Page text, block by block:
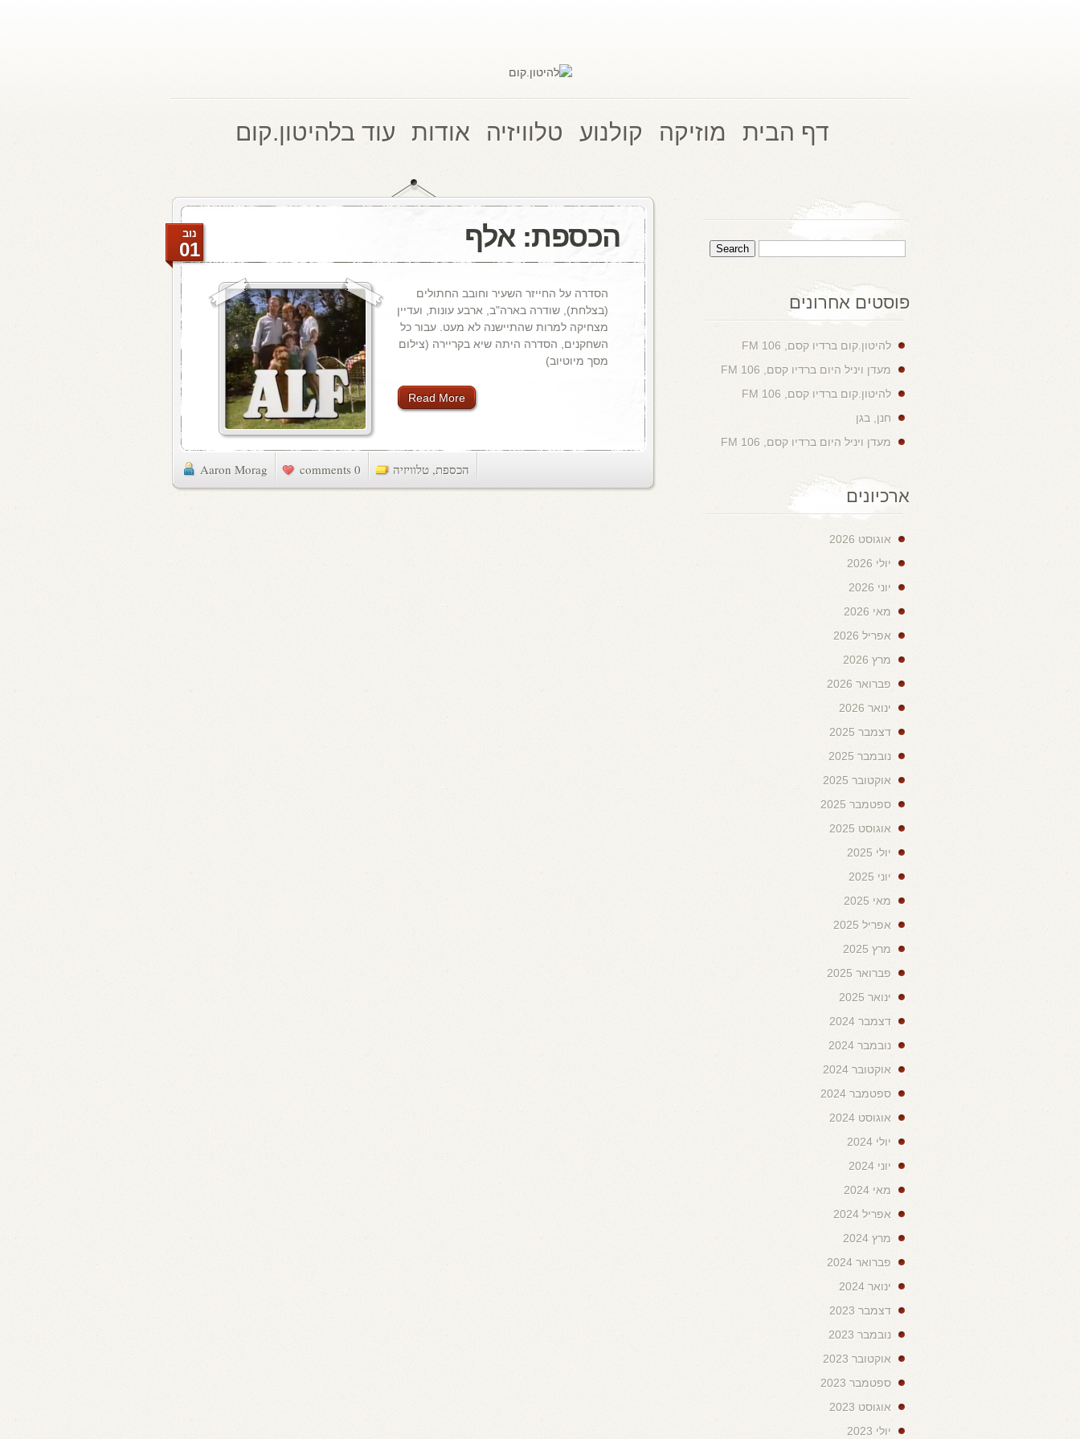
דף הבית מוזיקה קולנוע טלוויזיה אודות עוד בלהיטון.קום
הכספת: אלף נוב
01
הסדרה על החייזר השעיר וחובב החתולים
(בצלחת), שודרה בארה"ב, ארבע עונות, ועדיין
מצחיקה למרות שהתיישנה לא מעט. עבור כל
השחקנים, הסדרה היתה שיא בקריירה (צילום
מסך מיוטיוב)
Read More
Aaron Morag 0 comments הכספת, טלוויזיה
פוסטים אחרונים
להיטון.קום ברדיו קסם, 106 FM
מעדן ויניל היום ברדיו קסם, 106 FM
להיטון.קום ברדיו קסם, 106 FM
חנן, בגן
מעדן ויניל היום ברדיו קסם, 106 FM
ארכיונים
אוגוסט 2026
יולי 2026
יוני 2026
מאי 2026
אפריל 2026
מרץ 2026
פברואר 2026
ינואר 2026
דצמבר 2025
נובמבר 2025
אוקטובר 2025
ספטמבר 2025
אוגוסט 2025
יולי 2025
יוני 2025
מאי 2025
אפריל 2025
מרץ 2025
פברואר 2025
ינואר 2025
דצמבר 2024
נובמבר 2024
אוקטובר 2024
ספטמבר 2024
אוגוסט 2024
יולי 2024
יוני 2024
מאי 2024
אפריל 2024
מרץ 2024
פברואר 2024
ינואר 2024
דצמבר 2023
נובמבר 2023
אוקטובר 2023
ספטמבר 2023
אוגוסט 2023
יולי 2023